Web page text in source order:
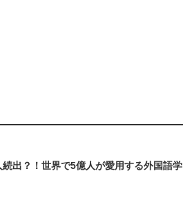
出？！世界で5億人が愛用する外国語学